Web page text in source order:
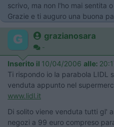
scrivo, ma non l'ho mai sentita
Grazie e ti auguro una buona
grazianosara
-
Inserito il 10/04/2006 alle:
Ti rispondo io la parabola LIDL
venduta appunto nel
www.lidl.it
Di solito viene venduta tutti gl'
negozi a 99 euro compreso